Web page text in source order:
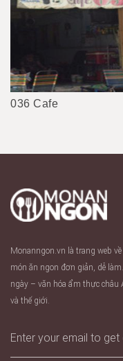
036 Cafe
Monanngon.vn là trang web
món ăn ngon đơn giản, dễ
ngày – văn hóa ẩm thực châu
và thế giới.